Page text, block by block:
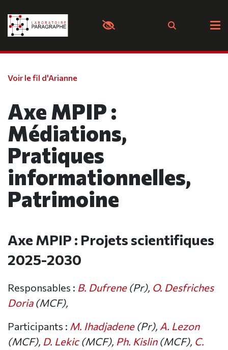
Voir le fil d'Arianne
Axe MPIP :
Médiations,
Pratiques
informationnelles,
Patrimoine
Axe MPIP : Projets scientifiques
2025-2030
Responsables : B. Dufrene(Pr), O. Desfriches
Doria(MCF),
Participants : M. Ihadjadene(Pr), A. Lezon
(MCF), D. Lekic(MCF), Ph. Kislin(MCF), C.